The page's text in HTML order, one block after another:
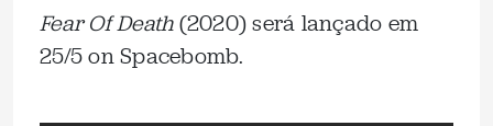
Fear Of Death(2020) será lançado em
25/5 on Spacebomb.